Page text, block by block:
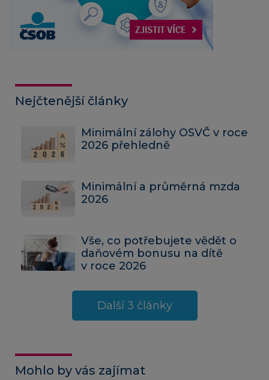
Nejčtenější články
Minimální zálohy OSVČ v roce
2026 přehledně
Minimální a průměrná mzda
2026
Vše, co potřebujete vědět o
daňovém bonusu na dítě
v roce 2026
Další 3 články
Mohlo by vás zajímat